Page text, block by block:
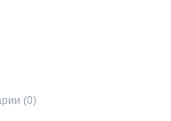
(0)